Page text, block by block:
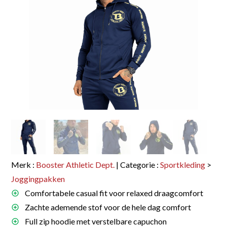
Merk : Booster Athletic Dept. | Categorie :Sportkleding >
Joggingpakken
Comfortabele casual fit voor relaxed draagcomfort
Zachte ademende stof voor de hele dag comfort
Full zip hoodie met verstelbare capuchon